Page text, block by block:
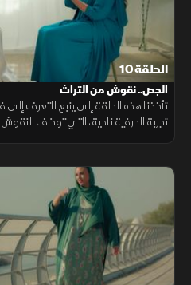
الحلقة 10
الجص.. نقوش من التراث
تأخذنا هذه الحلقة إلى ينبع للتعرف
تجربة الحرفية نادية، التي توظف